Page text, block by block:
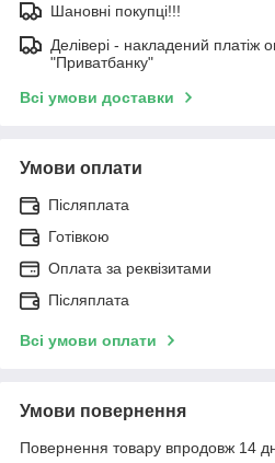
Шановні покупці!!!
Делівері - накладений платіж
"Приватбанку"
Всі умови доставки
Умови оплати
Післяплата
Готівкою
Оплата за реквізитами
Післяплата
Всі умови оплати
Умови повернення
Повернення товару впродовж 14